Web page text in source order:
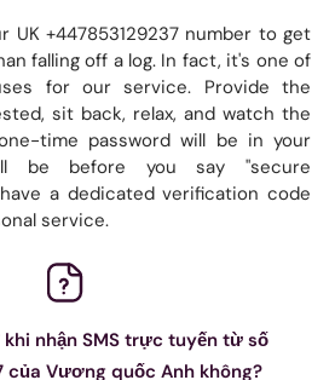
UK +447853129237 number to get
falling off a log. In fact, it's one of
for our service. Provide the
sit back, relax, and watch the
time password will be in your
be before you say "secure
a dedicated verification code
service.
nhận SMS trực tuyến từ số
của Vương quốc Anh không?